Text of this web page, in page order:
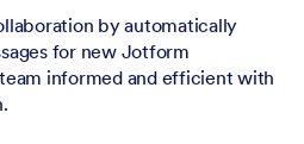
by automatically
for new Jotform
informed and efficient with